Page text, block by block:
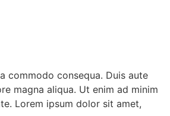
commodo consequa. Duis aute
magna aliqua. Ut enim ad minim
Lorem ipsum dolor sit amet,